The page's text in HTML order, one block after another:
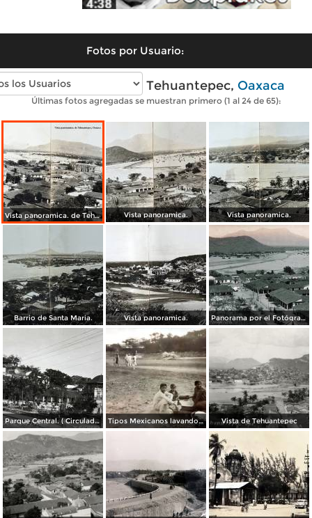
Fotos por Usuario:
Fotos antiguas de Tehuantepec, Oaxaca
Últimas fotos agregadas se muestran primero (1 al 24 de 65):
Vista panoramica. de Tehuantepec, Oaxaca Vista panoramica. Vista panoramica.
Barrio de Santa Maria. Vista panoramica. Panorama por el Fotógrafo Hugo Brehme.
Parque Central. ( Circulada el 03 de Diciembre de 1951 ). Tipos Mexicanos lavando en el Rio Tehuantepec por el Fotógrafo Charles B. Waite. Vista de Tehuantepec